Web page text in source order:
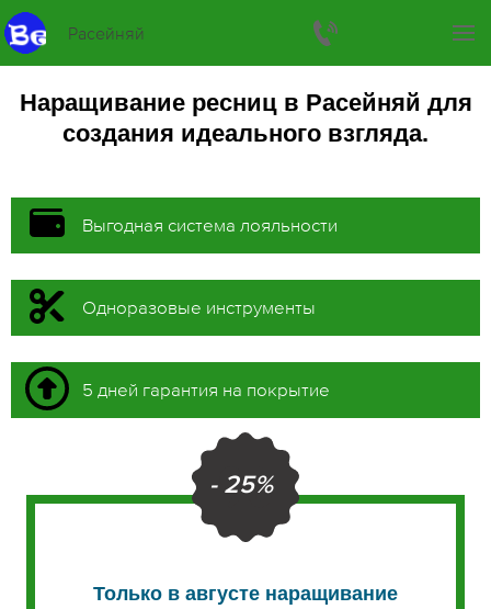
Расейняй
Наращивание ресниц в Расейняй для
создания идеального взгляда.
Выгодная система лояльности
Одноразовые инструменты
5 дней гарантия на покрытие
- 25%
Только в августе наращивание